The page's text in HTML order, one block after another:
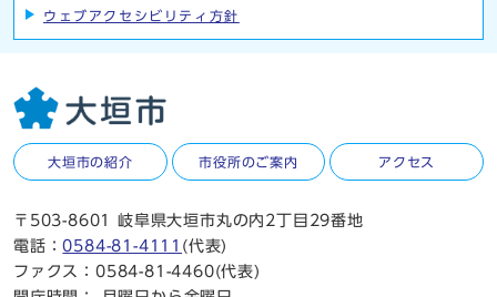
ウェブアクセシビリティ方針
大垣市の紹介 市役所のご案内 アクセス
〒503-8601 岐阜県大垣市丸の内2丁目29番地
電話：0584-81-4111 (代表)
ファクス：0584-81-4460(代表)